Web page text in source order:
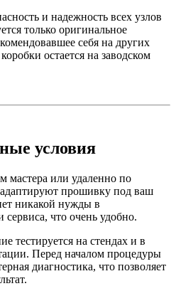
и надежность всех узлов
только оригинальное
себя на других
остается на заводском
условия
мастера или удаленно по
прошивку под ваш
никакой нужды в
что очень удобно.
тестируется на стендах и в
Перед началом процедуры
диагностика, что позволяет